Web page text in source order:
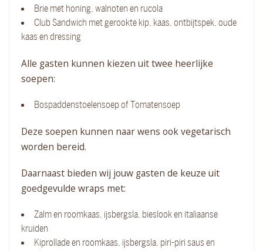
Brie met honing, walnoten en rucola
Club Sandwich met gerookte kip, kaas, ontbijtspek, oude
kaas en dressing
Alle gasten kunnen kiezen uit twee heerlijke
soepen:
Bospaddenstoelensoep of Tomatensoep
Deze soepen kunnen naar wens ook vegetarisch
worden bereid.
Daarnaast bieden wij jouw gasten de keuze uit
goedgevulde wraps met:
Zalm en roomkaas, ijsbergsla, bieslook en italiaanse
kruiden
Kiprollade en roomkaas, ijsbergsla, piri-piri saus en